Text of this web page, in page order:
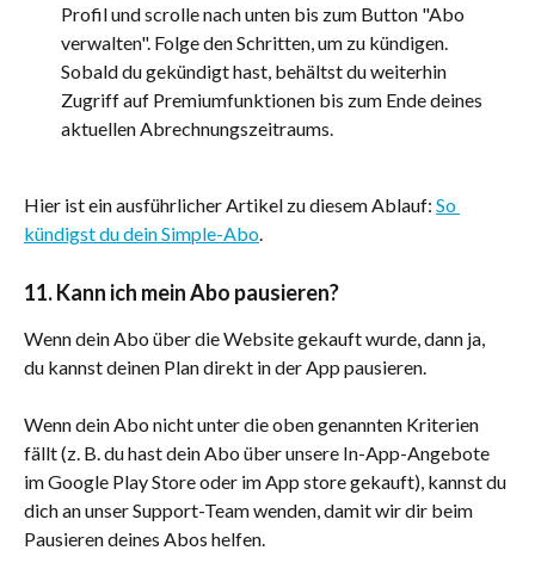
Profil und scrolle nach unten bis zum Button "Abo
verwalten". Folge den Schritten, um zu kündigen.
Sobald du gekündigt hast, behältst du weiterhin
Zugriff auf Premiumfunktionen bis zum Ende deines
aktuellen Abrechnungszeitraums.
Hier ist ein ausführlicher Artikel zu diesem Ablauf: So
kündigst du dein Simple-Abo.
11. Kann ich mein Abo pausieren?
Wenn dein Abo über die Website gekauft wurde, dann ja,
du kannst deinen Plan direkt in der App pausieren.
Wenn dein Abo nicht unter die oben genannten Kriterien
fällt (z. B. du hast dein Abo über unsere In-App-Angebote
im Google Play Store oder im App store gekauft), kannst du
dich an unser Support-Team wenden, damit wir dir beim
Pausieren deines Abos helfen.